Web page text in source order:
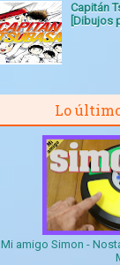
Capitán
[Dibujos
Lo
Mi amigo Simon -